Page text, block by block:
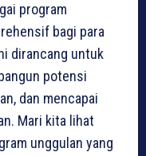
program
bagi para
dirancang untuk
potensi
dan mencapai
Mari kita lihat
unggulan yang